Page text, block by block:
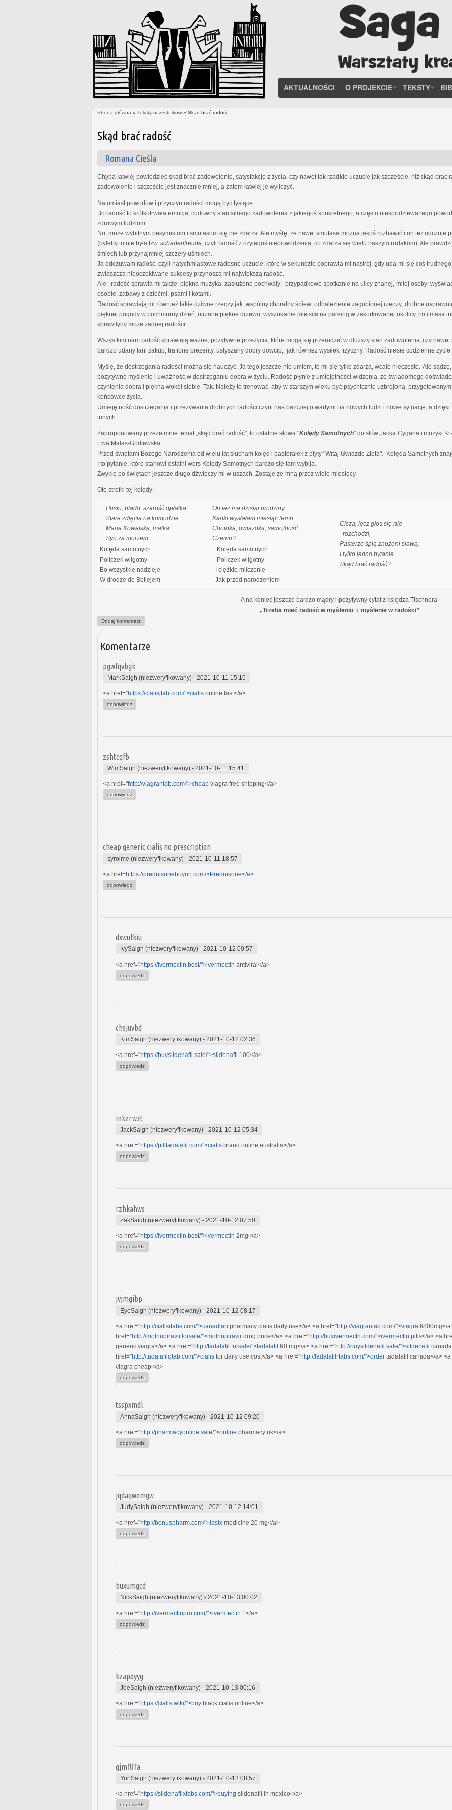
AKTUALNOŚCI O PROJEKCIE TEKSTY
Strona główna » Teksty uczestników » Skąd brać radość
Skąd brać radość
Romana Cieśla
Chyba łatwiej powiedzieć skąd brać zadowolenie, satysfakcję z życia, czy nawet tak rzadkie uczucie jak szczęście, niż skąd brać
zadowolenie i szczęście jest znacznie mniej, a zatem łatwiej je wyliczyć.
Natomiast powodów i przyczyn radości mogą być tysiące...
Bo radość to krótkotrwała emocja, cudowny stan silnego zadowolenia z jakiegoś konkretnego, a często niespodziewanego
zdrowym ludziom.
No, może wybitnym pesymistom i smutasom się nie zdarza. Ale myślę, że nawet smutasa można jakoś rozbawić i on też odczuje
(byleby to nie była tzw. schadenfreude , czyli radość z czyjegoś niepowodzenia, co zdarza się wielu naszym rodakom). Ale
śmiech lub przynajmniej szczery uśmiech.
Ja odczuwam radość, czyli natychmiastowe radosne uczucie, które w sekundzie poprawia mi nastrój, gdy uda mi się coś
zwłaszcza nieoczekiwane sukcesy przynoszą mi największą radość.
Ale, radość sprawia mi także: piękna muzyka; zasłużone pochwały; przypadkowe spotkanie na ulicy znanej, miłej osoby;
osobie, zabawy z dziećmi, psami i kotami.
Radość sprawiają mi również takie dziwne rzeczy jak: wspólny chóralny śpiew; odnalezienie zagubionej rzeczy; drobne
pięknej pogody w pochmurny dzień; ujrzane piękne drzewo, wyszukanie miejsca na parking w zakorkowanej okolicy, no i masa
sprawiłyby może żadnej radości.
Wszystkim nam radość sprawiają ważne, pozytywne przeżycia, które mogą się przerodzić w dłuższy stan zadowolenia, czy
bardzo udany tani zakup, trafione prezenty, usłyszany dobry dowcip, jak również wysiłek fizyczny. Radość niesie codzienne
Myślę, że dostrzegania radości można się nauczyć. Ja tego jeszcze nie umiem, to mi się tylko zdarza, wcale nieczęsto. Ale
pozytywne myślenie i uważność w dostrzeganiu dobra w życiu. Radość płynie z umiejętności widzenia, ze świadomego
czynienia dobra i piękna wokół siebie. Tak. Należy to trenować, aby w starszym wieku być psychicznie uzbrojoną,
końcówce życia.
Umiejętność dostrzegania i przeżywania drobnych radości czyni nas bardziej otwartymi na nowych ludzi i nowe sytuacje, a
innych.
Zaproponowany przeze mnie temat „skąd brać radość”, to ostatnie słowa "Kolędy Samotnych" do słów Jacka Cygana i muzyki
Ewa Małas-Godlewska.
Przed świętami Bożego Narodzenia od wielu lat słucham kolęd i pastorałek z płyty "Witaj Gwiazdo Złota". Kolęda Samotnych
I to pytanie, które stanowi ostatni wers Kolędy Samotnych bardzo się tam wybija.
Zwykle po świętach jeszcze długo dźwięczy mi w uszach. Zostaje ze mną przez wiele miesięcy.
Oto strofki tej kolędy:
Pusto, blado, szarość opłatka
Stare zdjęcia na komodzie
Maria Kowalska, matka
Syn za morzem
Kolęda samotnych
Policzek wilgotny
Bo wszystkie nadzieje
W drodze do Betlejem
On też ma dzisiaj urodziny
Kartki wysłałam miesiąc temu
Choinka, gwiazdka, samotność
Czemu?
Kolęda samotnych
Policzek wilgotny
I ciężkie milczenie
Jak przed narodzeniem
Cisza, lecz głos się nie
rozchodzi,
Pasterze śpią znużeni sławą.
I tylko jedno pytanie
Skąd brać radość?
A na koniec jeszcze bardzo mądry i pozytywny cytat z księdza Tischnera:
„Trzeba mieć radość w myśleniu i myślenie w radości”
Dodaj komentarz
Komentarze
pgwfqvbgk
MarkSaigh (niezweryfikowany) - 2021-10-11 15:16
<a href="https://cialisjtab.com/">cialis online fast</a>
odpowiedz
zshtcqfb
WimSaigh (niezweryfikowany) - 2021-10-11 15:41
<a href="http://viagrantab.com/">cheap viagra free shipping</a>
odpowiedz
cheap generic cialis no prescription
syroime (niezweryfikowany) - 2021-10-11 18:57
<a href=https://prednisonebuyon.com/>Prednisone</a>
odpowiedz
dxwufkiu
IvySaigh (niezweryfikowany) - 2021-10-12 00:57
<a href="https://ivermectin.best/">ivermectin antiviral</a>
odpowiedz
chsjuvbd
KimSaigh (niezweryfikowany) - 2021-10-12 02:36
<a href="https://buysildenafil.sale/">sildenafil 100</a>
odpowiedz
inkzrwzt
JackSaigh (niezweryfikowany) - 2021-10-12 05:34
<a href="https://pilltadalafil.com/">cialis brand online australia</a>
odpowiedz
rzhkahws
ZakSaigh (niezweryfikowany) - 2021-10-12 07:50
<a href="https://ivermectin.best/">ivermectin 2mg</a>
odpowiedz
jvjmgibp
EyeSaigh (niezweryfikowany) - 2021-10-12 08:17
<a href="http://cialisitabs.com/">canadian pharmacy cialis daily use</a> <a href="http://viagrantab.com/">viagra 6800mg</
href="http://molnupiravir.forsale/">molnupiravir drug price</a> <a href="http://buyivermectn.com/">ivermectin pills</a> <a
generic viagra</a> <a href="http://tadalafil.forsale/">tadalafil 60 mg</a> <a href="http://buysildenafil.sale/">sildenafil
href="http://tadalafilqtab.com/">cialis for daily use cost</a> <a href="http://tadalafilrtabs.com/">order tadalafil canada</a> <a
viagra cheap</a>
odpowiedz
tsspxmdl
AnnaSaigh (niezweryfikowany) - 2021-10-12 09:20
<a href="http://pharmacyonline.sale/">online pharmacy uk</a>
odpowiedz
jqdaqwemgw
JudySaigh (niezweryfikowany) - 2021-10-12 14:01
<a href="http://bonuspharm.com/">lasix medicine 20 mg</a>
odpowiedz
buxumgcd
NickSaigh (niezweryfikowany) - 2021-10-13 00:02
<a href="http://ivermectinpro.com/">ivermectin 1</a>
odpowiedz
kzapoyyg
JoeSaigh (niezweryfikowany) - 2021-10-13 00:16
<a href="https://cialis.wiki/">buy black cialis online</a>
odpowiedz
gjmflffa
YonSaigh (niezweryfikowany) - 2021-10-13 08:57
<a href="https://sildenafilxtabs.com/">buying sildenafil in mexico</a>
odpowiedz